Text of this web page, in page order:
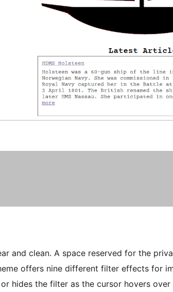
and clean. A space reserved for the
offers nine different filter effects for
hides the filter as the cursor hovers over